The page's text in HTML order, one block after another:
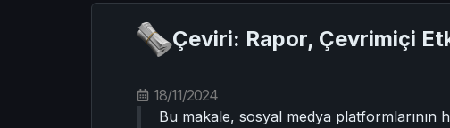
Çeviri: Rapor, Çevrimiçi
18/11/2024
Bu makale, sosyal medya platformlarının